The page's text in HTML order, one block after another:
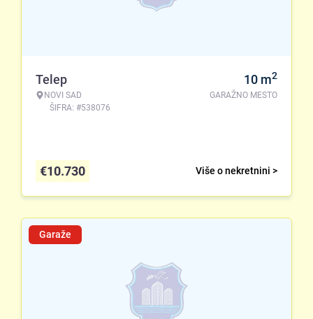
Telep
NOVI SAD
ŠIFRA: #538076
10 m2
GARAŽNO MESTO
Više o nekretnini >
€10.730
Garaže